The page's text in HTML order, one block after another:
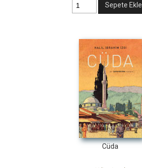
Sepete Ekle
Cüda